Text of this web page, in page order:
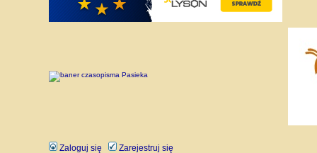
Zaloguj się Zarejestruj się